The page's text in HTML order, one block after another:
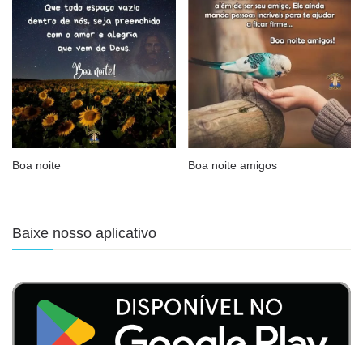
Boa noite Boa noite amigos
Baixe nosso aplicativo